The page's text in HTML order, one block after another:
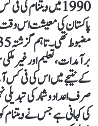
پاکستان کی معیشت اس وقت
برآمدات، تعلیم اور غیر
صرف اعداد و شمار کی
کی کہانی ہے جس نے ویتنام